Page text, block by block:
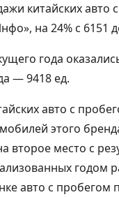
китайских авто
на 24% с 6151
года
— 9418 ед.
авто с
этого
второе место с
годом
авто с